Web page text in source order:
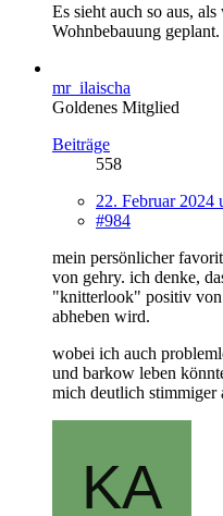
Es sieht auch so aus,
Wohnbebauung geplant.
mr_ilaischa
Goldenes Mitglied
Beiträge
558
22. Februar 2024
#984
mein persönlicher
von gehry. ich denke,
"knitterlook" positiv von
abheben wird.
wobei ich auch
und barkow leben
mich deutlich stimmiger